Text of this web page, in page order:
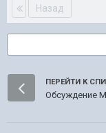
Назад
ПЕРЕЙТИ К
Обсуждение